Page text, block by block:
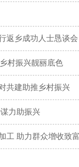
返乡成功人士恳谈会
乡村振兴靓丽底色
共建助推乡村振兴
力助振兴
工 助力群众增收致